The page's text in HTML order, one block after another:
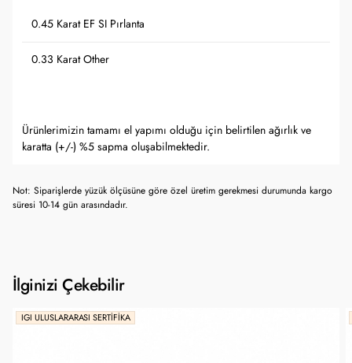
0.45 Karat EF SI Pırlanta
0.33 Karat Other
Ürünlerimizin tamamı el yapımı olduğu için belirtilen ağırlık ve
karatta (+/-) %5 sapma oluşabilmektedir.
Not: Siparişlerde yüzük ölçüsüne göre özel üretim gerekmesi durumunda kargo
süresi 10-14 gün arasındadır.
İlginizi Çekebilir
IGI ULUSLARARASI SERTIFIKA